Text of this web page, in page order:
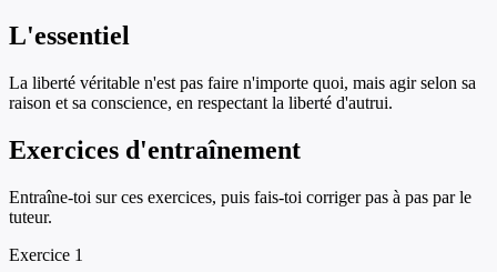
L'essentiel
La liberté véritable n'est pas faire n'importe quoi, mais agir selon sa
raison et sa conscience, en respectant la liberté d'autrui.
Exercices d'entraînement
Entraîne-toi sur ces exercices, puis fais-toi corriger pas à pas par le
tuteur.
Exercice 1